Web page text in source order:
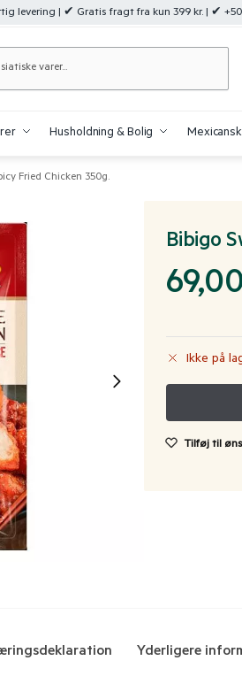
levering | ✔ Gratis fragt fra kun 399 kr. | ✔
Husholdning & Bolig Mexicansk
Fried Chicken 350g.
Bibigo
Ikke på
Tilføj til
Yderligere